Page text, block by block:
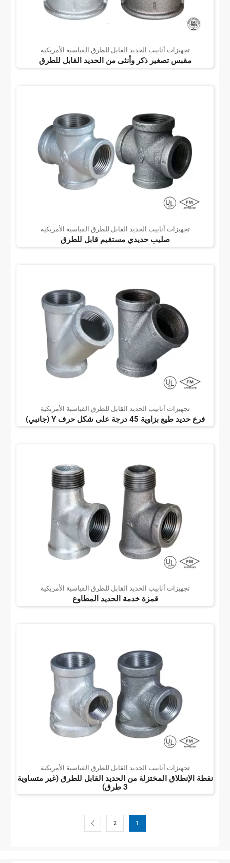
تجهيزات أنابيب الحديد القابل للطرق القياسية الأمريكية
مقبس تصغير ذكر وأنثى من الحديد القابل للطرق
تجهيزات أنابيب الحديد القابل للطرق القياسية الأمريكية
صليب حديدي مستقيم قابل للطرق
تجهيزات أنابيب الحديد القابل للطرق القياسية الأمريكية
فرع حديد طيع بزاوية 45 درجة على شكل حرف Y (جانبي)
تجهيزات أنابيب الحديد القابل للطرق القياسية الأمريكية
قمزة خدمة الحديد المطاوع
تجهيزات أنابيب الحديد القابل للطرق القياسية الأمريكية
نقطة الإنطلاق المختزلة من الحديد القابل للطرق (غير متساوية
3 طرق)
1
2